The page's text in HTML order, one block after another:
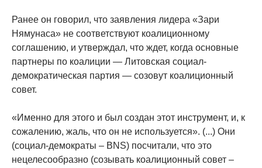
Ранее он говорил, что заявления лидера «Зари
Нямунаса» не соответствуют коалиционному
соглашению, и утверждал, что ждет, когда основные
партнеры по коалиции — Литовская социал-
демократическая партия — созовут коалиционный
совет.
«Именно для этого и был создан этот инструмент, и, к
сожалению, жаль, что он не используется». (...) Они
(социал-демократы – BNS) посчитали, что это
нецелесообразно (созывать коалиционный совет –